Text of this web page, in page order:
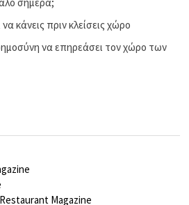
σήμερα;
κάνεις πριν κλείσεις χώρο
να επηρεάσει τον χώρο των
Magazine